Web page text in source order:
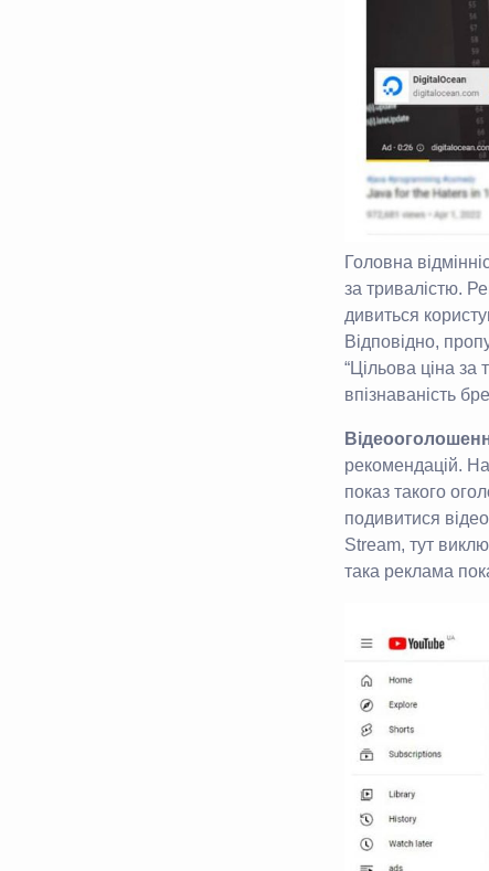
Головна
за тривалістю.
дивиться
Відповідно,
“Цільова ціна
впізнаваність
рекомендацій.
показ такого
подивитися
Stream, тут
така реклама